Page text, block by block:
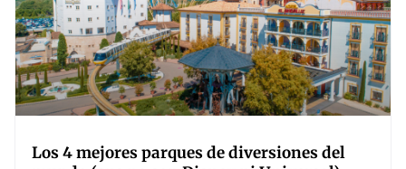
Los 4 mejores parques de diversiones del